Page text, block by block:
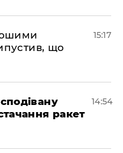
що
15:17
ракет
14:54